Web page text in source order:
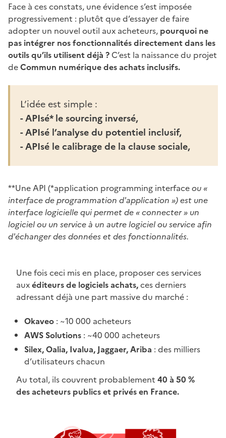
Face à ces constats, une évidence s’est imposée
progressivement : plutôt que d’essayer de faire
adopter un nouvel outil aux acheteurs, pourquoi ne
pas intégrer nos fonctionnalités directement dans les
outils qu’ils utilisent déjà ? C’est la naissance du projet
deCommun numérique des achats inclusifs.
L’idée est simple :
- APIsé* le sourcing inversé,
- APIsé l’analyse du potentiel inclusif,
- APIsé le calibrage de la clause sociale,
**Une API (*application programming interfaceou «
interface de programmation d'application ») est une
interface logicielle qui permet de « connecter » un
logiciel ou un service à un autre logiciel ou service afin
d'échanger des données et des fonctionnalités.
Une fois ceci mis en place, proposer ces services
auxéditeurs de logiciels achats,ces derniers
adressant déjà une part massive du marché :
Okaveo : ~10 000 acheteurs
AWS Solutions : ~40 000 acheteurs
Silex, Oalia, Ivalua, Jaggaer, Ariba : des milliers
d’utilisateurs chacun
Au total, ils couvrent probablement 40 à 50 %
des acheteurs publics et privés en France.